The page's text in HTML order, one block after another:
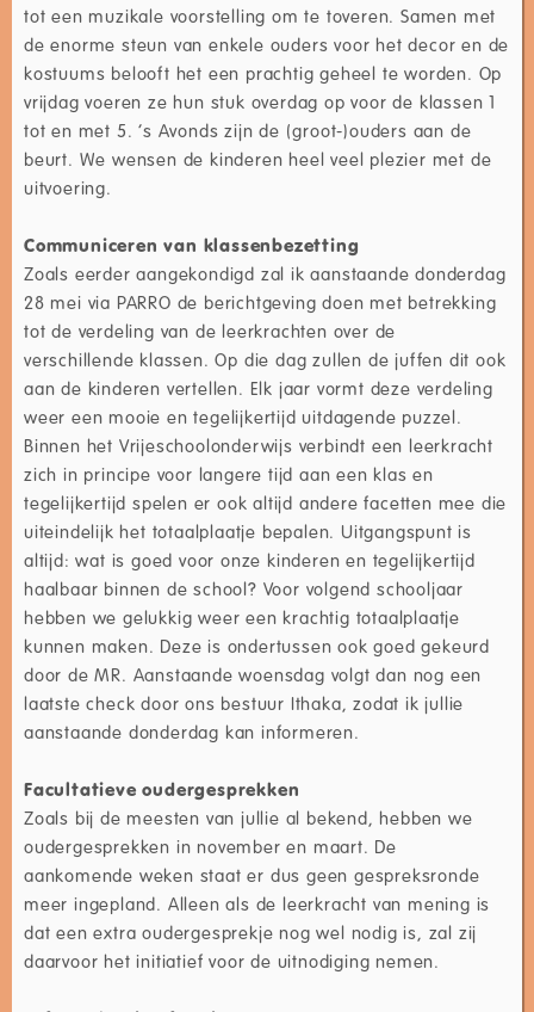
tot een muzikale voorstelling om te toveren. Samen met
de enorme steun van enkele ouders voor het decor en de
kostuums belooft het een prachtig geheel te worden. Op
vrijdag voeren ze hun stuk overdag op voor de klassen 1
tot en met 5. ‘s Avonds zijn de (groot-)ouders aan de
beurt. We wensen de kinderen heel veel plezier met de
uitvoering.
Communiceren van klassenbezetting
Zoals eerder aangekondigd zal ik aanstaande donderdag
28 mei via PARRO de berichtgeving doen met betrekking
tot de verdeling van de leerkrachten over de
verschillende klassen. Op die dag zullen de juffen dit ook
aan de kinderen vertellen. Elk jaar vormt deze verdeling
weer een mooie en tegelijkertijd uitdagende puzzel.
Binnen het Vrijeschoolonderwijs verbindt een leerkracht
zich in principe voor langere tijd aan een klas en
tegelijkertijd spelen er ook altijd andere facetten mee die
uiteindelijk het totaalplaatje bepalen. Uitgangspunt is
altijd: wat is goed voor onze kinderen en tegelijkertijd
haalbaar binnen de school? Voor volgend schooljaar
hebben we gelukkig weer een krachtig totaalplaatje
kunnen maken. Deze is ondertussen ook goed gekeurd
door de MR. Aanstaande woensdag volgt dan nog een
laatste check door ons bestuur Ithaka, zodat ik jullie
aanstaande donderdag kan informeren.
Facultatieve oudergesprekken
Zoals bij de meesten van jullie al bekend, hebben we
oudergesprekken in november en maart. De
aankomende weken staat er dus geen gespreksronde
meer ingepland. Alleen als de leerkracht van mening is
dat een extra oudergesprekje nog wel nodig is, zal zij
daarvoor het initiatief voor de uitnodiging nemen.